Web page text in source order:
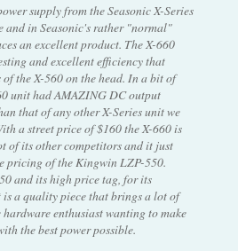
supply from the Seasonic X-Series
and in Seasonic's rather "normal"
an excellent product. The X-660
and excellent efficiency that
the X-560 on the head. In a bit of
unit had AMAZING DC output
that of any other X-Series unit we
a street price of $160 the X-660 is
of its other competitors and it just
pricing of the Kingwin LZP-550.
and its high price tag, for its
a quality piece that brings a lot of
enthusiast wanting to make
the best power possible.